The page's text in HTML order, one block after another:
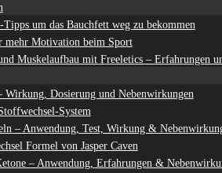
Tipps um das Bauchfett weg zu bekommen
mehr Motivation beim Sport
Muskelaufbau mit Freeletics – Erfahrungen
Dosierung und Nebenwirkungen
System
– Anwendung, Test, Wirkung &
Formel von Jasper Caven
– Anwendung, Erfahrungen &